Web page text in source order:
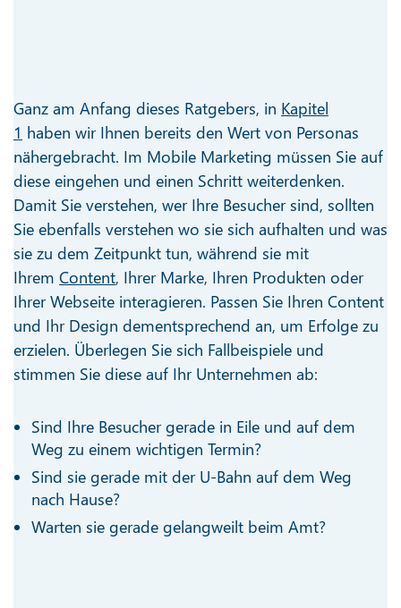
Ganz am Anfang dieses Ratgebers, in Kapitel
1 haben wir Ihnen bereits den Wert von Personas
nähergebracht. Im Mobile Marketing müssen Sie auf
diese eingehen und einen Schritt weiterdenken.
Damit Sie verstehen, wer Ihre Besucher sind, sollten
Sie ebenfalls verstehen wo sie sich aufhalten und was
sie zu dem Zeitpunkt tun, während sie mit
Ihrem Content, Ihrer Marke, Ihren Produkten oder
Ihrer Webseite interagieren. Passen Sie Ihren Content
und Ihr Design dementsprechend an, um Erfolge zu
erzielen. Überlegen Sie sich Fallbeispiele und
stimmen Sie diese auf Ihr Unternehmen ab:
Sind Ihre Besucher gerade in Eile und auf dem
Weg zu einem wichtigen Termin?
Sind sie gerade mit der U-Bahn auf dem Weg
nach Hause?
Warten sie gerade gelangweilt beim Amt?